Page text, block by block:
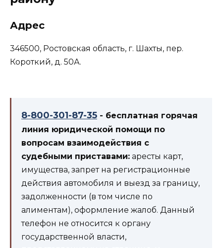
Адрес
346500, Ростовская область, г. Шахты, пер.
Короткий, д. 50А.
8-800-301-87-35 - бесплатная горячая
линия юридической помощи по
вопросам взаимодействия с
судебными приставами: аресты карт,
имущества, запрет на регистрационные
действия автомобиля и выезд за границу,
задолженности (в том числе по
алиментам), оформление жалоб. Данный
телефон не относится к органу
государственной власти,